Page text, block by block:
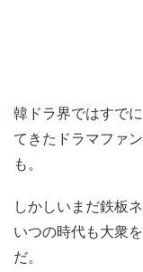
韓ドラ界ではすで
てきたドラマファ
も。
しかしいまだ鉄板
いつの時代も大衆
だ。